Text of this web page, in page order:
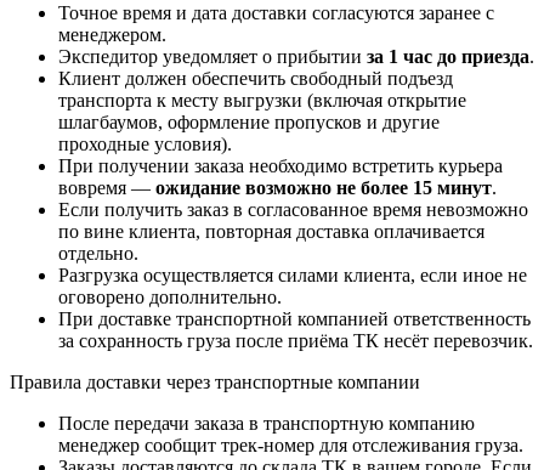
Точное время и дата доставки согласуются заранее с
менеджером.
Экспедитор уведомляет о прибытии за 1 час до приезда.
Клиент должен обеспечить свободный подъезд
транспорта к месту выгрузки (включая открытие
шлагбаумов, оформление пропусков и другие
проходные условия).
При получении заказа необходимо встретить курьера
вовремя — ожидание возможно не более 15 минут.
Если получить заказ в согласованное время невозможно
по вине клиента, повторная доставка оплачивается
отдельно.
Разгрузка осуществляется силами клиента, если иное не
оговорено дополнительно.
При доставке транспортной компанией ответственность
за сохранность груза после приёма ТК несёт перевозчик.
Правила доставки через транспортные компании
После передачи заказа в транспортную компанию
менеджер сообщит трек-номер для отслеживания груза.